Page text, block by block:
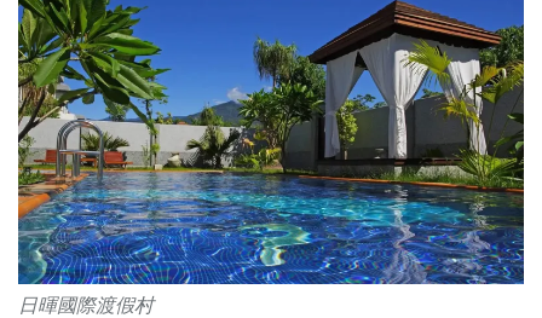
日暉國際渡假村